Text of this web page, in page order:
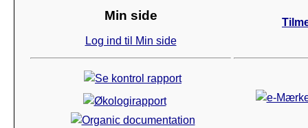
Min side
Log ind til Min side